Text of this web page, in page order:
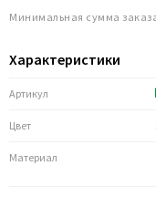
Характеристики
Артикул
Цвет
Материал
Минимальная сумма